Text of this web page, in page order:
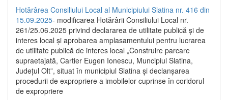
Hotărârea Consiliului Local al Municipiului Slatina nr. 416 din
15.09.2025- modificarea Hotărârii Consiliului Local nr.
261/25.06.2025 privind declararea de utilitate publică și de
interes local și aprobarea amplasamentului pentru lucrarea
de utilitate publică de interes local „Construire parcare
supraetajată, Cartier Eugen Ionescu, Muncipiul Slatina,
Județul Olt”, situat în municipiul Slatina și declanșarea
procedurii de expropriere a imobilelor cuprinse în coridorul
de expropriere